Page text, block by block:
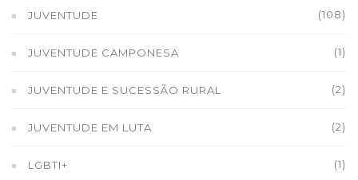
JUVENTUDE (108)
JUVENTUDE CAMPONESA (1)
JUVENTUDE E SUCESSÃO RURAL (2)
JUVENTUDE EM LUTA (2)
LGBTI+ (1)